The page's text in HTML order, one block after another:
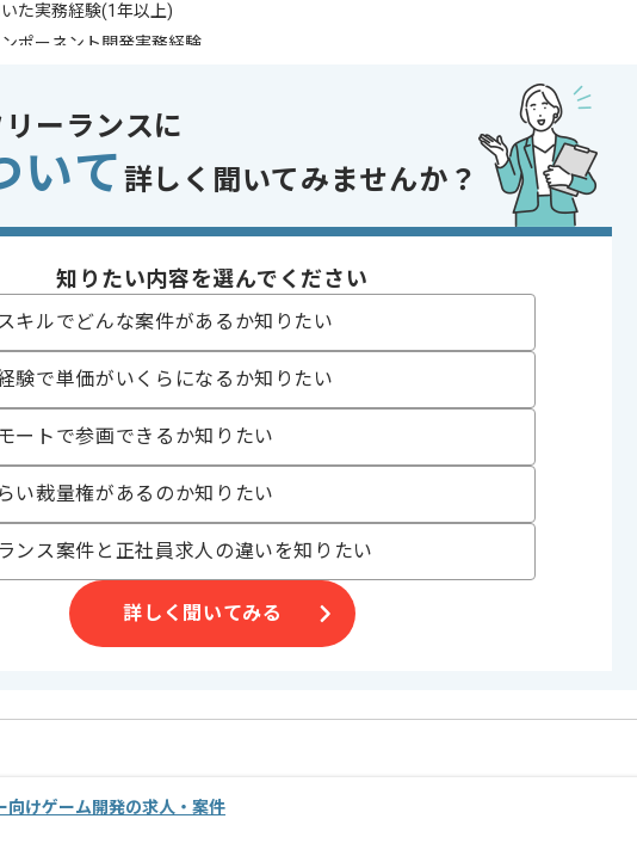
た実務経験(1年以上)
ンポーネント開発実務経験
キルをお持ちであれば申し込み可能なケースもございます！まずはお気軽にご相談ください！
ゲーム開発 , システム開発 , 受託開発
20代活躍中 , 30代活躍中 , 40代活躍中 , ゲーム好き歓迎 , 長期プロジェクト , 参画
に積極的
事業等を展開しており
。
能設計開発案件
めです。
トでの作業を見込んでおります。
ーランスに
いて 詳しく聞いてみませんか？
知りたい内容を選んでください
キルでどんな案件があるか知りたい
験で単価がいくらになるか知りたい
ートで参画できるか知りたい
い裁量権があるのか知りたい
ンス案件と正社員求人の違いを知りたい
詳しく聞いてみる
向けゲーム開発の求人・案件